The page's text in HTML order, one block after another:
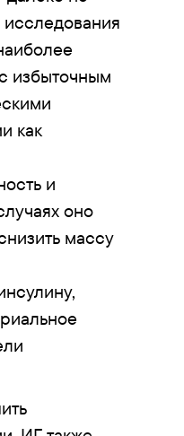
избыточным
как
и
оно
массу